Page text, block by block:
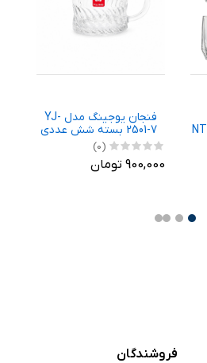
فنجان يوجينگ مدل YJ-
2501-7 بسته شش عددی
(0)
900,000 تومان
فروشندگان